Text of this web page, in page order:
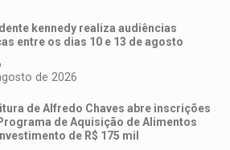
kennedy realiza audiências
entre os dias 10 e 13 de agosto
de 2026
de Alfredo Chaves abre inscrições
de Aquisição de Alimentos
de R$ 175 mil